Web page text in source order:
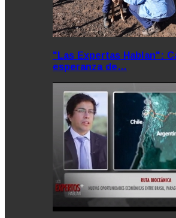
"Las Expertas Hablan":
esperanza de…